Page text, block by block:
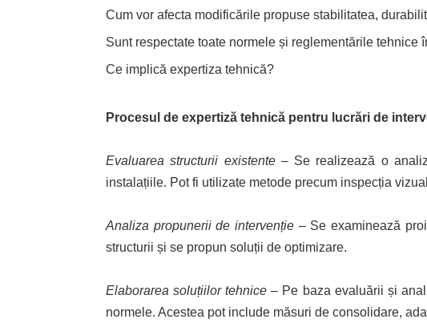
Cum vor afecta modificările propuse stabilitatea,
Sunt respectate toate normele și reglementările tehnice
Ce implică expertiza tehnică?
Procesul de expertiză tehnică pentru lucrări de
Evaluarea structurii existente– Se realizează o
instalațiile. Pot fi utilizate metode precum inspecția
Analiza propunerii de intervenție – Se examinează
structurii și se propun soluții de optimizare.
Elaborarea soluțiilor tehnice – Pe baza evaluării și
normele. Acestea pot include măsuri de consolidare,